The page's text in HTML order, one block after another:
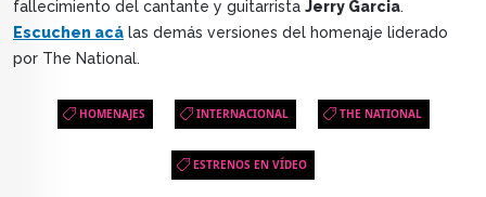
fallecimiento del cantante y guitarrista Jerry Garcia.
Escuchen acá las demás versiones del homenaje liderado
por The National.
HOMENAJES INTERNACIONAL THE NATIONAL
ESTRENOS EN VÍDEO